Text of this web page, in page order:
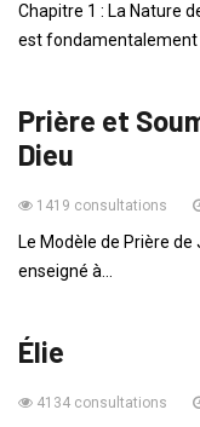
Chapitre 1 : La Nature
est fondamentalement
Prière et
Dieu
1419 consultations
Le Modèle de Prière
enseigné à...
Élie
4134 consultations